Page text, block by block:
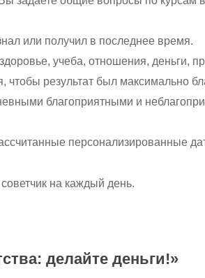
или получил в последнее время.
учеба, отношения, деньги,
чтобы результат был максимально
благоприятными и
персонализированные
на каждый день.
делайте деньги!»